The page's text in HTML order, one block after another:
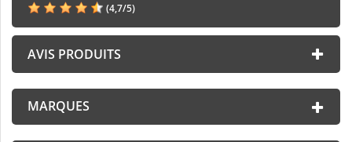
(4,7/5)
AVIS PRODUITS
MARQUES